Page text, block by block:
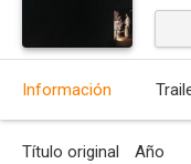
Información
Título original Año